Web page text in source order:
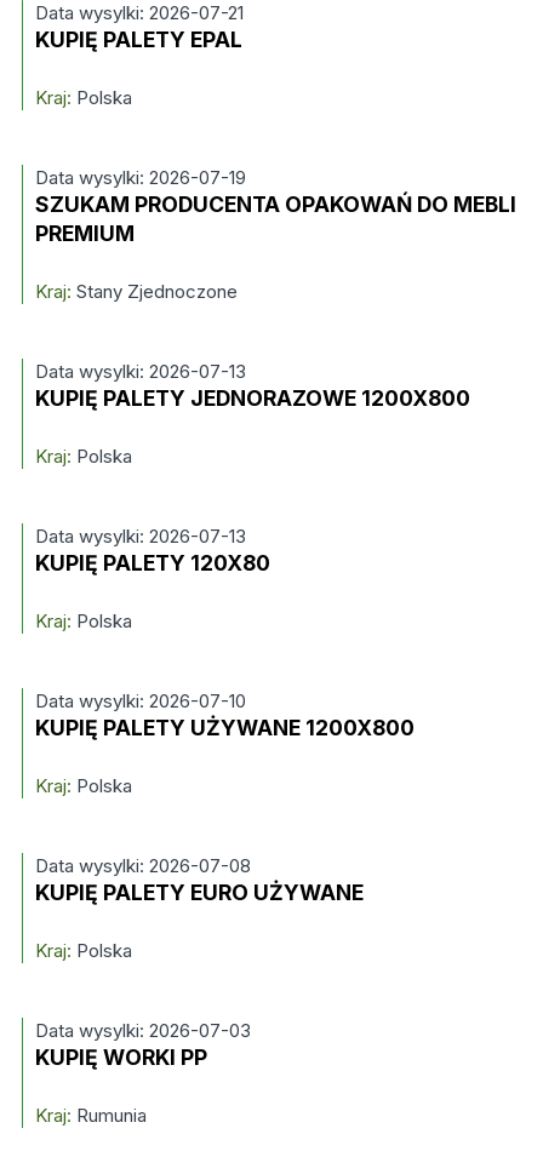
Data wysylki: 2026-07-21
KUPIĘ PALETY EPAL
Kraj: Polska
Data wysylki: 2026-07-19
SZUKAM PRODUCENTA OPAKOWAŃ DO MEBLI
PREMIUM
Kraj: Stany Zjednoczone
Data wysylki: 2026-07-13
KUPIĘ PALETY JEDNORAZOWE 1200X800
Kraj: Polska
Data wysylki: 2026-07-13
KUPIĘ PALETY 120X80
Kraj: Polska
Data wysylki: 2026-07-10
KUPIĘ PALETY UŻYWANE 1200X800
Kraj: Polska
Data wysylki: 2026-07-08
KUPIĘ PALETY EURO UŻYWANE
Kraj: Polska
Data wysylki: 2026-07-03
KUPIĘ WORKI PP
Kraj: Rumunia